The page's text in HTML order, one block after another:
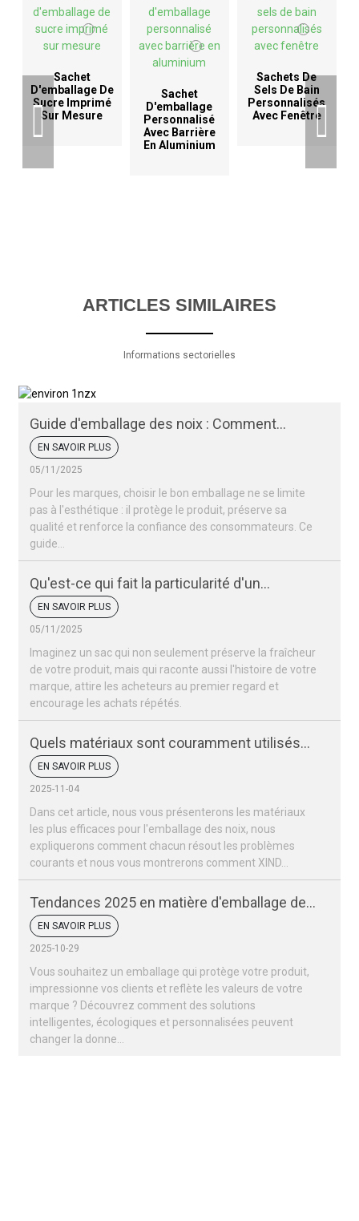
Sachet
D'emballage De
Sucre Imprimé
Sur Mesure
Sachet
D'emballage
Personnalisé
Avec Barrière
En Aluminium
Sachets De
Sels De Bain
Personnalisés
Avec Fenêtre
ARTICLES SIMILAIRES
Informations sectorielles
Guide d'emballage des noix : Comment
conserver la fraîcheur et l'attrait de vos noix
EN SAVOIR PLUS
05/11/2025
Pour les marques, choisir le bon emballage ne se limite
pas à l'esthétique : il protège le produit, préserve sa
qualité et renforce la confiance des consommateurs. Ce
guide…
Qu'est-ce qui fait la particularité d'un
emballage de noix ?
EN SAVOIR PLUS
05/11/2025
Imaginez un sac qui non seulement préserve la fraîcheur
de votre produit, mais qui raconte aussi l'histoire de votre
marque, attire les acheteurs au premier regard et
encourage les achats répétés.
Quels matériaux sont couramment utilisés
pour les sacs d'emballage de noix ?
EN SAVOIR PLUS
2025-11-04
Dans cet article, nous vous présenterons les matériaux
les plus efficaces pour l'emballage des noix, nous
expliquerons comment chacun résout les problèmes
courants et nous vous montrerons comment XIND...
Tendances 2025 en matière d'emballage des
fruits secs et des noix
EN SAVOIR PLUS
2025-10-29
Vous souhaitez un emballage qui protège votre produit,
impressionne vos clients et reflète les valeurs de votre
marque ? Découvrez comment des solutions
intelligentes, écologiques et personnalisées peuvent
changer la donne…